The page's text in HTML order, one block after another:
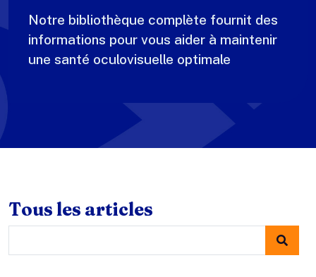
Notre bibliothèque complète fournit des
informations pour vous aider à maintenir
une santé oculovisuelle optimale
Tous les articles